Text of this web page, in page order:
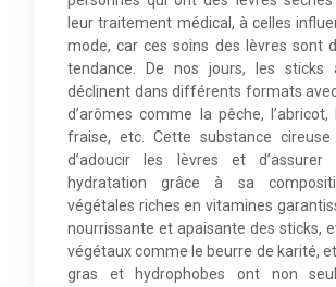
leur traitement médical, à celles
mode, car ces soins des lèvres sont
tendance. De nos jours, les sticks
déclinent dans différents formats
d’arômes comme la pêche,
fraise, etc. Cette substance
d’adoucir les lèvres et d’assurer
hydratation grâce à sa
végétales riches en vitamines
nourrissante et apaisante des sticks,
végétaux comme le beurre de karité,
gras et hydrophobes ont non